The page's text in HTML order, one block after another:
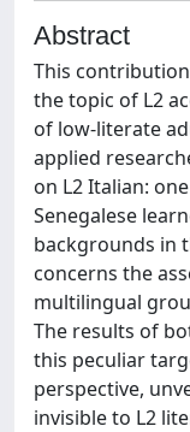
Abstract
This
the topic of L2
of low-literate
applied
on L2 Italian:
Senegalese
backgrounds in
concerns the
multilingual
The results of
this peculiar
perspective,
invisible to L2